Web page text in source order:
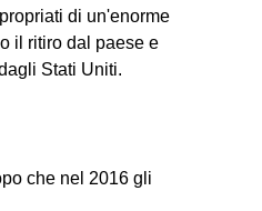
di un'enorme
il ritiro dal paese e
Stati Uniti.
che nel 2016 gli